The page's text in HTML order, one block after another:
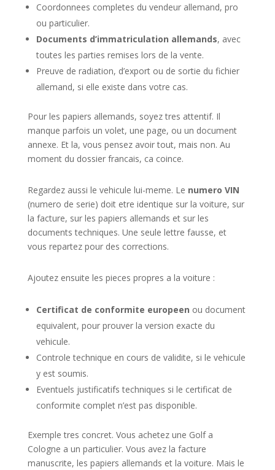
Coordonnees completes du vendeur allemand, pro
ou particulier.
Documents d’immatriculation allemands, avec
toutes les parties remises lors de la vente.
Preuve de radiation, d’export ou de sortie du fichier
allemand, si elle existe dans votre cas.
Pour les papiers allemands, soyez tres attentif. Il
manque parfois un volet, une page, ou un document
annexe. Et la, vous pensez avoir tout, mais non. Au
moment du dossier francais, ca coince.
Regardez aussi le vehicule lui-meme. Le numero VIN
(numero de serie) doit etre identique sur la voiture, sur
la facture, sur les papiers allemands et sur les
documents techniques. Une seule lettre fausse, et
vous repartez pour des corrections.
Ajoutez ensuite les pieces propres a la voiture :
Certificat de conformite europeen ou document
equivalent, pour prouver la version exacte du
vehicule.
Controle technique en cours de validite, si le vehicule
y est soumis.
Eventuels justificatifs techniques si le certificat de
conformite complet n’est pas disponible.
Exemple tres concret. Vous achetez une Golf a
Cologne a un particulier. Vous avez la facture
manuscrite, les papiers allemands et la voiture. Mais le